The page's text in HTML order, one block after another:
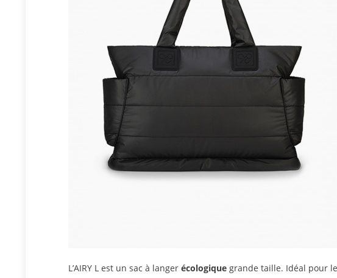
L’AIRY L est un sac à langer écologique grande taille. Idéal pour